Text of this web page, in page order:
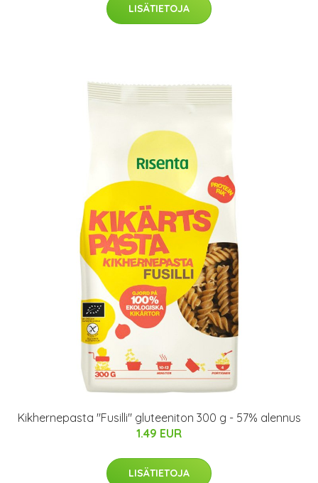
LISÄTIETOJA
Kikhernepasta "Fusilli" gluteeniton 300 g - 57% alennus
1.49 EUR
LISÄTIETOJA